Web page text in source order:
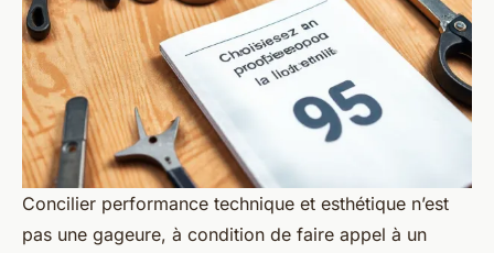
Concilier performance technique et esthétique n’est
pas une gageure, à condition de faire appel à un